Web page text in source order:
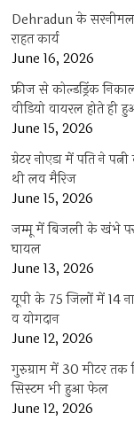
Dehradun के
राहत कार्य
June 16, 2026
फ्रीज से कोल्डड्रिंक
वीडियो वायरल होते ही
June 15, 2026
ग्रेटर नोएडा में पति ने
थी लव मैरिज
June 15, 2026
जम्मू में बिजली के खंभे
घायल
June 13, 2026
यूपी के 75 जिलों में 14
व योगदान
June 12, 2026
गुरुग्राम में 30 मीटर तक
सिस्टम भी हुआ फेल
June 12, 2026